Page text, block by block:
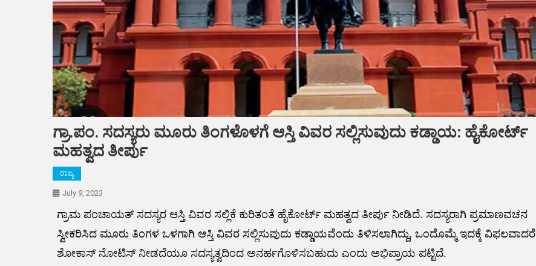
ಗ್ರಾ.ಪಂ. ಸದಸ್ಯರು ಮೂರು ತಿಂಗಳೊಳಗೆ ಆಸ್ತಿ ವಿವರ ಸಲ್ಲಿಸುವುದು ಕಡ್ಡಾಯ: ಹೈಕೋರ್ಟ್
ಮಹತ್ವದ ತೀರ್ಪು
ರಾಜ್ಯ
July 9, 2023
ಗ್ರಾಮ ಪಂಚಾಯತ್ ಸದಸ್ಯರ ಆಸ್ತಿ ವಿವರ ಸಲ್ಲಿಕೆ ಕುರಿತಂತೆ ಹೈಕೋರ್ಟ್ ಮಹತ್ವದ ತೀರ್ಪು ನೀಡಿದೆ. ಸದಸ್ಯರಾಗಿ ಪ್ರಮಾಣವಚನ
ಸ್ವೀಕರಿಸಿದ ಮೂರು ತಿಂಗಳ ಒಳಗಾಗಿ ಆಸ್ತಿ ವಿವರ ಸಲ್ಲಿಸುವುದು ಕಡ್ಡಾಯವೆಂದು ತಿಳಿಸಲಾಗಿದ್ದು, ಒಂದೊಮ್ಮೆ ಇದಕ್ಕೆ ವಿಫಲವಾದರೆ
ಶೋಕಾಸ್ ನೋಟಿಸ್ ನೀಡದೆಯೂ ಸದಸ್ಯತ್ವದಿಂದ ಅನರ್ಹಗೊಳಿಸಬಹುದು ಎಂದು ಅಭಿಪ್ರಾಯ ಪಟ್ಟಿದೆ.